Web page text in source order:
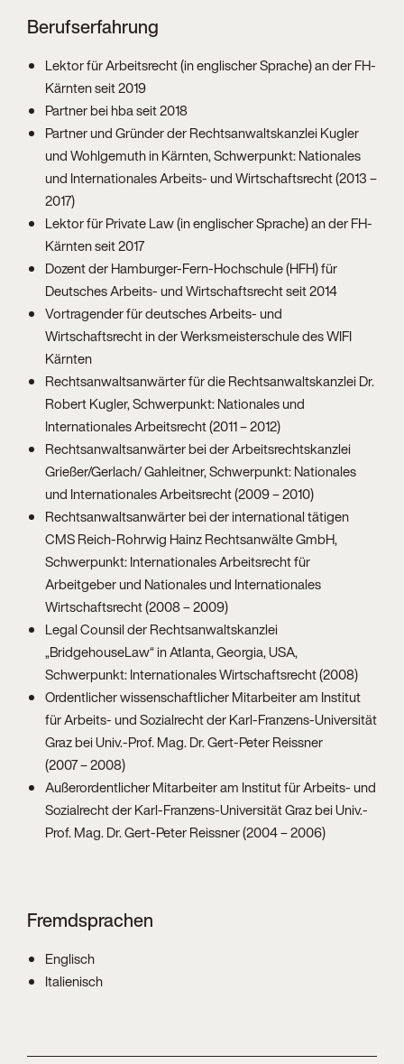
Berufserfahrung
Lektor für Arbeitsrecht (in englischer Sprache) an der FH-
Kärnten seit 2019
Partner bei hba seit 2018
Partner und Gründer der Rechtsanwaltskanzlei Kugler
und Wohlgemuth in Kärnten, Schwerpunkt: Nationales
und Internationales Arbeits- und Wirtschaftsrecht (2013 –
2017)
Lektor für Private Law (in englischer Sprache) an der FH-
Kärnten seit 2017
Dozent der Hamburger-Fern-Hochschule (HFH) für
Deutsches Arbeits- und Wirtschaftsrecht seit 2014
Vortragender für deutsches Arbeits- und
Wirtschaftsrecht in der Werksmeisterschule des WIFI
Kärnten
Rechtsanwaltsanwärter für die Rechtsanwaltskanzlei Dr.
Robert Kugler, Schwerpunkt: Nationales und
Internationales Arbeitsrecht (2011 – 2012)
Rechtsanwaltsanwärter bei der Arbeitsrechtskanzlei
Grießer/Gerlach/ Gahleitner, Schwerpunkt: Nationales
und Internationales Arbeitsrecht (2009 – 2010)
Rechtsanwaltsanwärter bei der international tätigen
CMS Reich-Rohrwig Hainz Rechtsanwälte GmbH,
Schwerpunkt: Internationales Arbeitsrecht für
Arbeitgeber und Nationales und Internationales
Wirtschaftsrecht (2008 – 2009)
Legal Counsil der Rechtsanwaltskanzlei
„BridgehouseLaw“ in Atlanta, Georgia, USA,
Schwerpunkt: Internationales Wirtschaftsrecht (2008)
Ordentlicher wissenschaftlicher Mitarbeiter am Institut
für Arbeits- und Sozialrecht der Karl-Franzens-Universität
Graz bei Univ.-Prof. Mag. Dr. Gert-Peter Reissner
(2007 – 2008)
Außerordentlicher Mitarbeiter am Institut für Arbeits- und
Sozialrecht der Karl-Franzens-Universität Graz bei Univ.-
Prof. Mag. Dr. Gert-Peter Reissner (2004 – 2006)
Fremdsprachen
Englisch
Italienisch